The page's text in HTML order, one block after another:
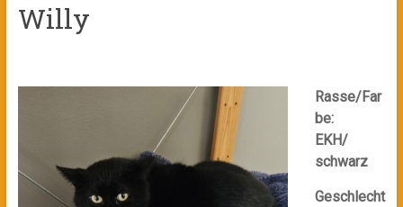
Willy
Rasse/Far
be:
EKH/
schwarz
Geschlecht